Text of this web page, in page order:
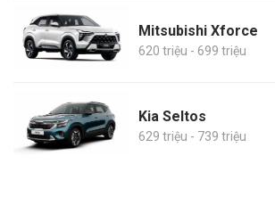
Mitsubishi Xforce
620 triệu - 699 triệu
Kia Seltos
629 triệu - 739 triệu